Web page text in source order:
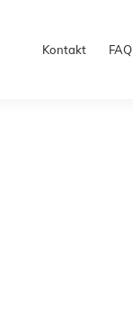
Kontakt FAQ